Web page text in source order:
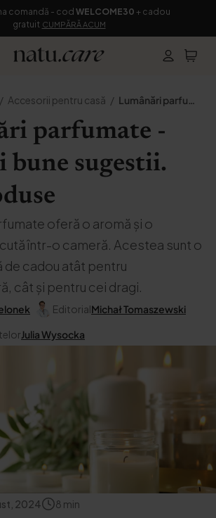
comandă - cod WELCOME30 + cadou
gratuit CUMPĂRĂ ACUM
Accesorii pentru casă Lumânări parfumate
parfumate -
bune sugestii.
oferă o aromă și o
într-o cameră. Acestea sunt o
de cadou atât pentru
cât și pentru cei dragi.
EditorialMichał Tomaszewski
Julia Wysocka
2024 8 min